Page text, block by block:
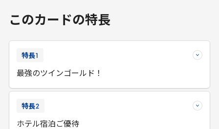
このカードの特長
特長1
最強のツインゴールド！
特長2
ホテル宿泊ご優待